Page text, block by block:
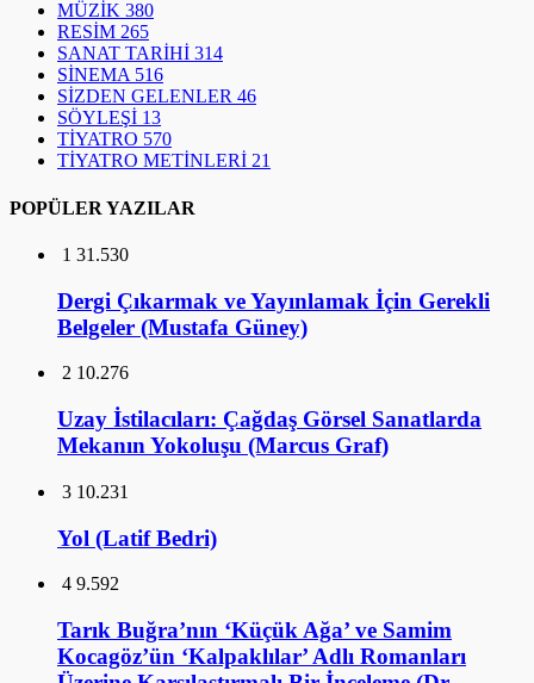
MÜZİK 380
RESİM 265
SANAT TARİHİ 314
SİNEMA 516
SİZDEN GELENLER 46
SÖYLEŞİ 13
TİYATRO 570
TİYATRO METİNLERİ 21
POPÜLER YAZILAR
1 31.530
Dergi Çıkarmak ve Yayınlamak İçin Gerekli
Belgeler (Mustafa Güney)
2 10.276
Uzay İstilacıları: Çağdaş Görsel Sanatlarda
Mekanın Yokoluşu (Marcus Graf)
3 10.231
Yol (Latif Bedri)
4 9.592
Tarık Buğra’nın ‘Küçük Ağa’ ve Samim
Kocagöz’ün ‘Kalpaklılar’ Adlı Romanları